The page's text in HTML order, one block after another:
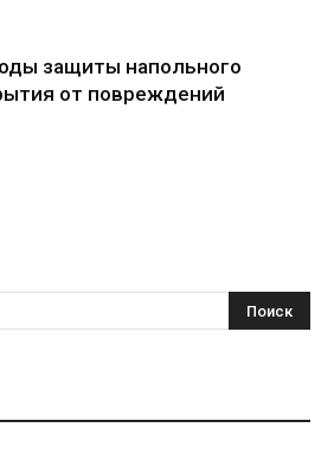
защиты напольного
от повреждений